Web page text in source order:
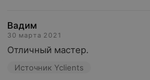
Вадим
30 марта 2021
Отличный мастер.
Источник Yclients